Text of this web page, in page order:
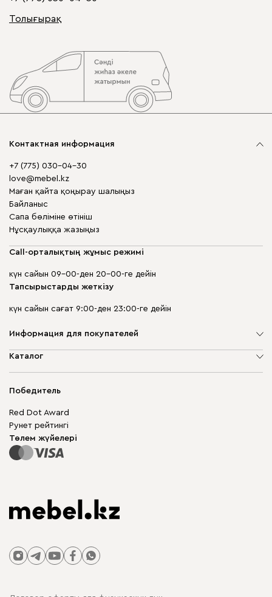
Толығырақ
Контактная информация
+7 (775) 030-04-30
love@mebel.kz
Маған қайта қоңырау шалыңыз
Байланыс
Сапа бөліміне өтініш
Нұсқаулыққа жазыңыз
Call-орталықтың жұмыс режимі
күн сайын 09-00-ден 20-00-ге дейін
Тапсырыстарды жеткізу
күн сайын сағат 9:00-ден 23:00-ге дейін
Информация для покупателей
Компания туралы
Кепілдік
Бизнес үшін
Сайт картасы
Каталог
Шкаф жиһазы
Модульдік жиһаз
Үстелдер мен орындықтар
Победитель
Red Dot Award
Рунет рейтингі
Төлем жүйелері